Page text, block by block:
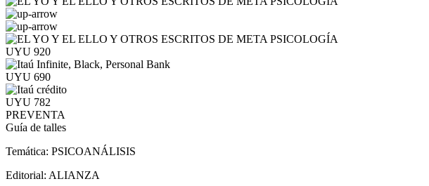
UYU 920
UYU 690
UYU 782
PREVENTA
Guía de talles
Temática: PSICOANÁLISIS
Editorial: ALIANZA